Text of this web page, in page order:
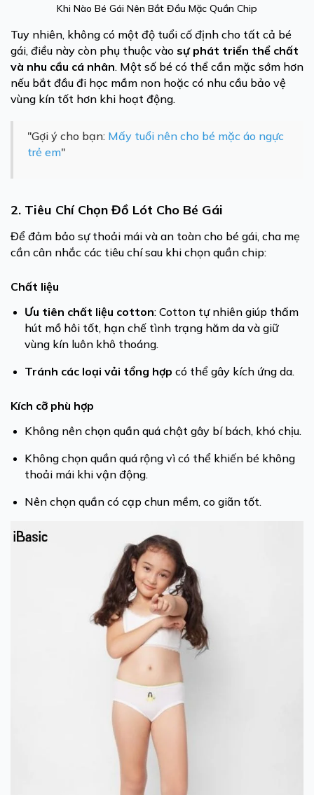
Khi Nào Bé Gái Nên Bắt Đầu Mặc Quần Chip
Tuy nhiên, không có một độ tuổi cố định cho tất cả bé
gái, điều này còn phụ thuộc vào sự phát triển thể chất
và nhu cầu cá nhân. Một số bé có thể cần mặc sớm hơn
nếu bắt đầu đi học mầm non hoặc có nhu cầu bảo vệ
vùng kín tốt hơn khi hoạt động.
"Gợi ý cho bạn: Mấy tuổi nên cho bé mặc áo ngực
trẻ em"
2. Tiêu Chí Chọn Đồ Lót Cho Bé Gái
Để đảm bảo sự thoải mái và an toàn cho bé gái, cha mẹ
cần cân nhắc các tiêu chí sau khi chọn quần chip:
Chất liệu
Ưu tiên chất liệu cotton: Cotton tự nhiên giúp thấm
hút mồ hôi tốt, hạn chế tình trạng hăm da và giữ
vùng kín luôn khô thoáng.
Tránh các loại vải tổng hợp có thể gây kích ứng da.
Kích cỡ phù hợp
Không nên chọn quần quá chật gây bí bách, khó chịu.
Không chọn quần quá rộng vì có thể khiến bé không
thoải mái khi vận động.
Nên chọn quần có cạp chun mềm, co giãn tốt.